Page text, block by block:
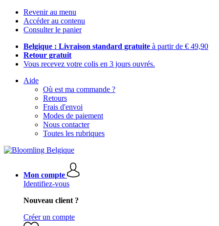
Revenir au menu
Accéder au contenu
Consulter le panier
Belgique : Livraison standard gratuite à partir de € 49,90
Retour gratuit
Vous recevez votre colis en 3 jours ouvrés.
Aide
Où est ma commande ?
Retours
Frais d'envoi
Modes de paiement
Nous contacter
Toutes les rubriques
Mon compte
Identifiez-vous
Nouveau client ?
Créer un compte